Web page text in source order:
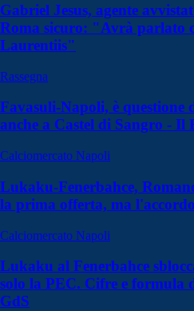
Gabriel Jesus, agente
Roma sicuro: "Avrà parlato
Laurentiis"
Rassegna
Favasuli-Napoli, è
anche a Castel di Sangro - Il
Calciomercato Napoli
Lukaku-Fenerbahce,
la prima offerta, ma
Calciomercato Napoli
Lukaku al Fenerbahce
solo la PEC. Cifre e formula
GdS